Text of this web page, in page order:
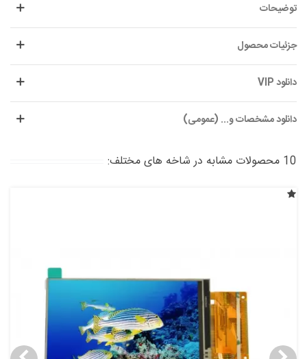
توضیحات
جزئیات محصول
دانلود VIP
دانلود مشخصات و... (عمومی)
10 محصولات مشابه در شاخه های مختلف: